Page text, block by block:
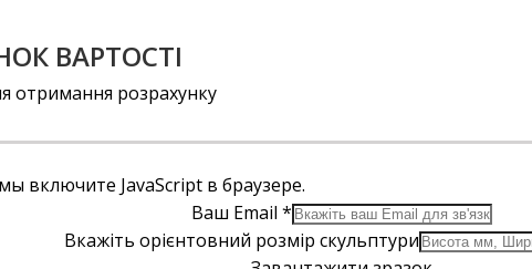
ВАРТОСТІ
отримання розрахунку
включите JavaScript в браузере.
Ваш Email *
Вкажіть орієнтовний розмір скульптури